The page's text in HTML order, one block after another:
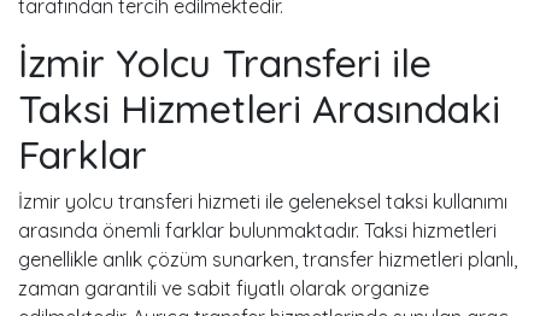
tarafından tercih edilmektedir.
İzmir Yolcu Transferi ile
Taksi Hizmetleri Arasındaki
Farklar
İzmir yolcu transferi hizmeti ile geleneksel taksi kullanımı
arasında önemli farklar bulunmaktadır. Taksi hizmetleri
genellikle anlık çözüm sunarken, transfer hizmetleri planlı,
zaman garantili ve sabit fiyatlı olarak organize